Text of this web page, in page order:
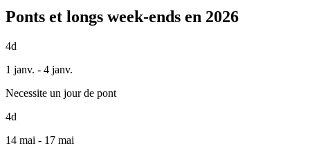
Ponts et longs week-ends en 2026
4d
1 janv. - 4 janv.
Necessite un jour de pont
4d
14 mai - 17 mai